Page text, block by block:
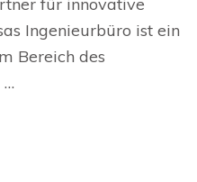
Ingenieurbüro ist ein
Bereich des
…